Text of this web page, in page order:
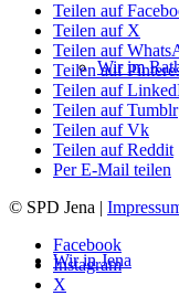
Wir im
Wir in Jena
Teilen auf
Teilen auf X
Teilen auf
Teilen auf
Teilen auf
Teilen auf Tumblr
Teilen auf Vk
Teilen auf Reddit
Per E-Mail teilen
© SPD Jena |
Facebook
Instagram
X